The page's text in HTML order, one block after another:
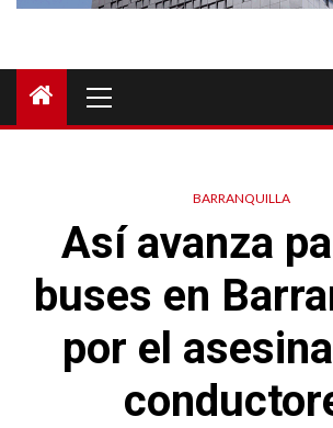
principal
BARRANQUILLA
Así avanza
buses en
por el